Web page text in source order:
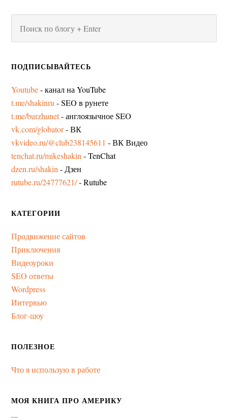
ПОДПИСЫВАЙТЕСЬ
Youtube- канал на YouTube
t.me/shakinru - SEO в рунете
t.me/burzhunet- англоязычное SEO
vk.com/globator- ВК
vkvideo.ru/@club238145611 - ВК Видео
tenchat.ru/mikeshakin - TenChat
dzen.ru/shakin - Дзен
rutube.ru/24777621/- Rutube
КАТЕГОРИИ
Продвижение сайтов
Приключения
Видеоуроки
SEO ответы
Wordpress
Интервью
Блог-шоу
ПОЛЕЗНОЕ
Что я использую в работе
МОЯ КНИГА ПРО АМЕРИКУ